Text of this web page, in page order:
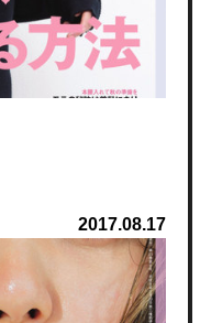
2017.08.17